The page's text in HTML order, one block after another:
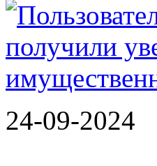
24-09-2024